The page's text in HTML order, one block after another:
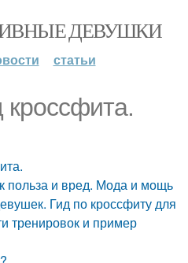
ДЕВУШКИ
статьи
кроссфита.
польза и вред. Мода и мощь
Гид по кроссфиту для
тренировок и пример